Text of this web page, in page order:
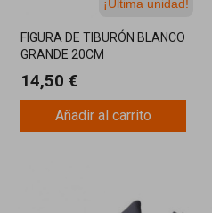
¡Última unidad!
FIGURA DE TIBURÓN BLANCO
GRANDE 20CM
14,50 €
Añadir al carrito